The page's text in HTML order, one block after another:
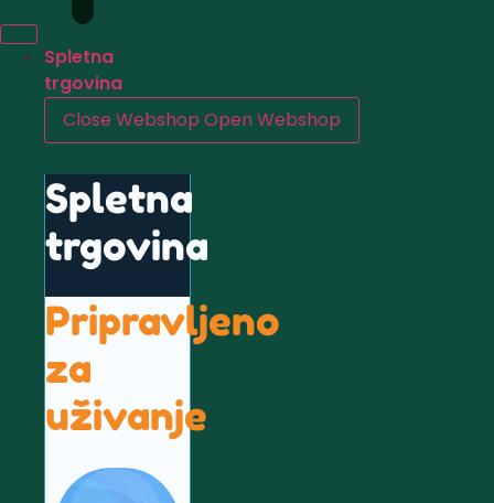
Spletna
trgovina
Close Webshop Open Webshop
Spletna
trgovina
Pripravljeno
za
uživanje